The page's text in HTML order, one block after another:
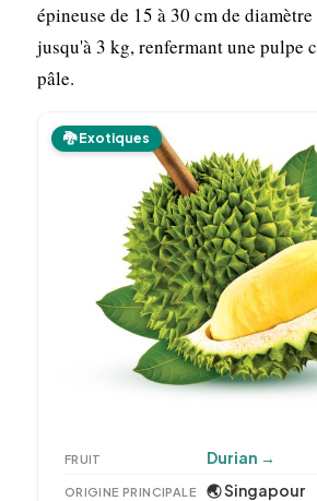
épineuse de 15 à 30 cm de
jusqu'à 3 kg, renfermant une pulpe
pâle.
🐉 Exotiques
FRUIT Durian →
ORIGINE PRINCIPALE 🌏 Singapour